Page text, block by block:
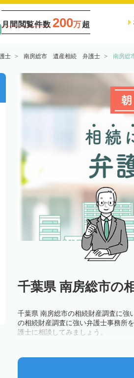
月間閲覧件数 200万超
士 南房総市 遺産相続 弁護士 南房総
千葉県 南房総市の
千葉県 南房総市の相続財産調査に強
の相続財産調査に強い弁護士事務所
護士に相談してみましょう。